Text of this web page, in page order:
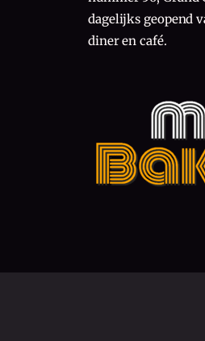
dagelijks geopend
diner en café.